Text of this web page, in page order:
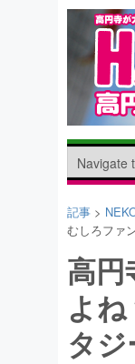
記事 >
むしろファ
高
よ
タジ